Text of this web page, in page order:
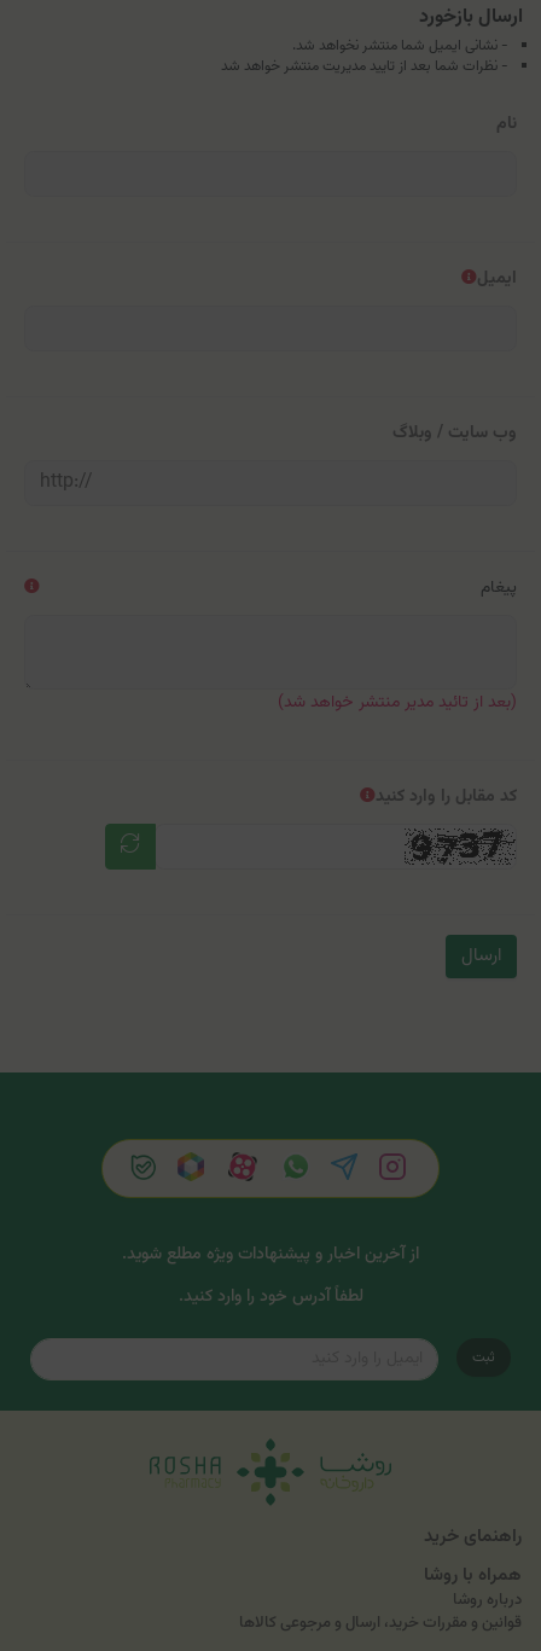
ارسال بازخورد
- نشانی ایمیل شما منتشر نخواهد شد.
- نظرات شما بعد از تایید مدیریت منتشر خواهد شد
نام
ایمیل
وب سایت / وبلاگ
پیغام
(بعد از تائید مدیر منتشر خواهد شد)
کد مقابل را وارد کنید
ارسال
از آخرین اخبار و پیشنهادات ویژه مطلع شوید.
لطفاً آدرس خود را وارد کنید.
ثبت
راهنمای خرید
همراه با روشا
درباره روشا
قوانین و مقررات خرید، ارسال و مرجوعی کالاها